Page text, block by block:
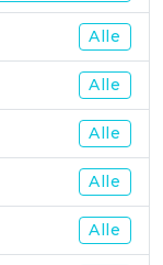
Alle
Alle
Alle
Alle
Alle